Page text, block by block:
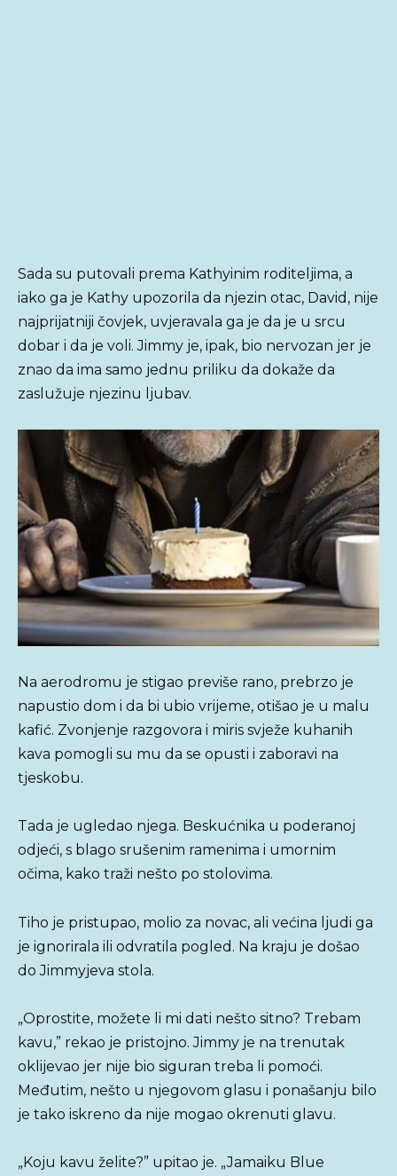
Sada su putovali prema Kathyinim roditeljima, a
iako ga je Kathy upozorila da njezin otac, David, nije
najprijatniji čovjek, uvjeravala ga je da je u srcu
dobar i da je voli. Jimmy je, ipak, bio nervozan jer je
znao da ima samo jednu priliku da dokaže da
zaslužuje njezinu ljubav.
Na aerodromu je stigao previše rano, prebrzo je
napustio dom i da bi ubio vrijeme, otišao je u malu
kafić. Zvonjenje razgovora i miris svježe kuhanih
kava pomogli su mu da se opusti i zaboravi na
tjeskobu.
Tada je ugledao njega. Beskućnika u poderanoj
odjeći, s blago srušenim ramenima i umornim
očima, kako traži nešto po stolovima.
Tiho je pristupao, molio za novac, ali većina ljudi ga
je ignorirala ili odvratila pogled. Na kraju je došao
do Jimmyjeva stola.
„Oprostite, možete li mi dati nešto sitno? Trebam
kavu,” rekao je pristojno. Jimmy je na trenutak
oklijevao jer nije bio siguran treba li pomoći.
Međutim, nešto u njegovom glasu i ponašanju bilo
je tako iskreno da nije mogao okrenuti glavu.
„Koju kavu želite?” upitao je. „Jamaiku Blue